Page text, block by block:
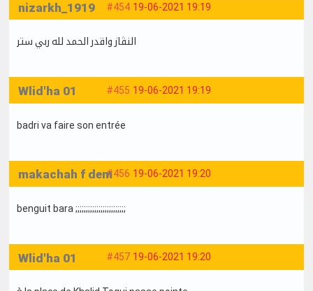
#454 19-06-2021 19:19
nizarkh_1919
النڤاز واقدر الحمد لله ربي ستر
#455 19-06-2021 19:19
Wlid'ha 01
badri va faire son entrée
#456 19-06-2021 19:20
makachah f dem
benguit bara ;;;;;;;;;;;;;;;;;;;;;;;;
#457 19-06-2021 19:20
Wlid'ha 01